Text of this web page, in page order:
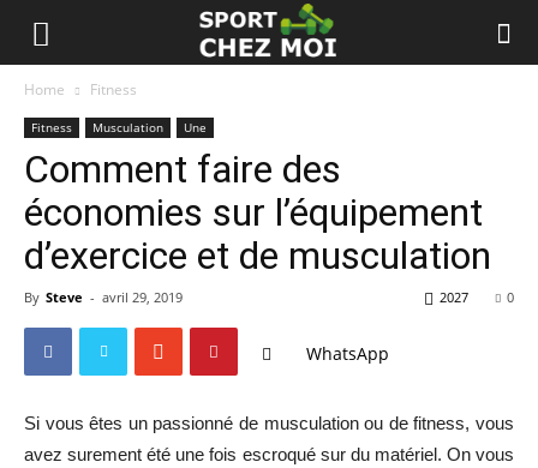
Home Fitness
Fitness Musculation Une
Comment faire des
économies sur l’équipement
d’exercice et de musculation
By Steve - avril 29, 2019 0
2027
WhatsApp
Si vous êtes un passionné de musculation ou de fitness, vous
avez surement été une fois escroqué sur du matériel. On vous